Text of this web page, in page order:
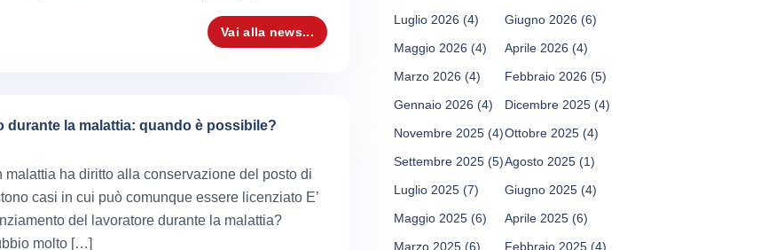
Vai alla news...
durante la malattia: quando è possibile?
malattia ha diritto alla conservazione del posto di
casi in cui può comunque essere licenziato E’
del lavoratore durante la malattia?
molto […]
Luglio 2026 (4) Giugno 2026 (6)
Maggio 2026 (4) Aprile 2026 (4)
Marzo 2026 (4) Febbraio 2026 (5)
Gennaio 2026 (4) Dicembre 2025 (4)
Novembre 2025 (4)Ottobre 2025 (4)
Settembre 2025 (5)Agosto 2025 (1)
Luglio 2025 (7) Giugno 2025 (4)
Maggio 2025 (6) Aprile 2025 (6)
Marzo 2025 (6) Febbraio 2025 (4)